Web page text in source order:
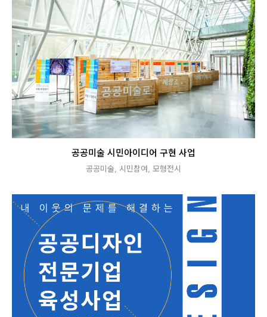
공공미술 시민아이디어 구현 사업
공공미술, 시민참여 , 모형전시